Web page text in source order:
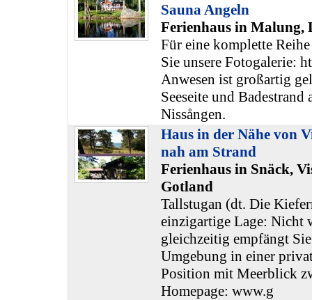
Sauna Angeln
Ferienhaus in Malung,
Für eine komplette
Sie unsere Fotogalerie:
Anwesen ist großartig
Seeseite und Badestrand
Nissången.
Haus in der Nähe von
nah am Strand
Ferienhaus in Snäck,
Gotland
Tallstugan (dt. Die
einzigartige Lage: Nicht
gleichzeitig empfängt
Umgebung in einer
Position mit Meerblick
Homepage: www.g